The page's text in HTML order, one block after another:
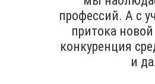
профессий. А с
притока
конкуренция
и